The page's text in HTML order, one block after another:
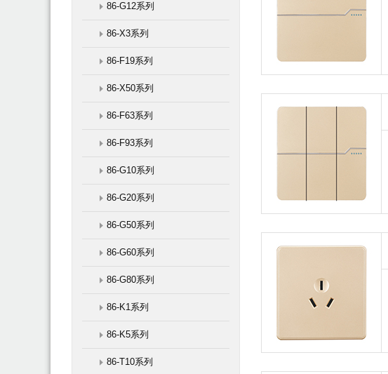
86-G12系列
86-X3系列
86-F19系列
86-X50系列
86-F63系列
86-F93系列
86-G10系列
86-G20系列
86-G50系列
86-G60系列
86-G80系列
86-K1系列
86-K5系列
86-T10系列